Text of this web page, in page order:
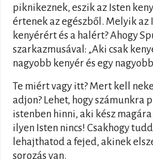
piknikeznek, eszik az Isten
értenek az egészből. Melyik az
kenyérért és a halért? Ahogy
szarkazmusával: „Aki csak
nagyobb kenyér és egy
Te miért vagy itt? Mert kell
adjon? Lehet, hogy számunkra
istenben hinni, aki kész
ilyen Isten nincs! Csakhogy
lehajthatod a fejed, akinek
sorozás van.